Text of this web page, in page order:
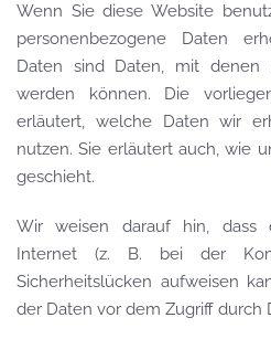
Wenn Sie diese Website
personenbezogene Daten
Daten sind Daten, mit denen
werden können. Die
erläutert, welche Daten wir
nutzen. Sie erläutert auch, wie
geschieht.
Wir weisen darauf hin, dass
Internet (z. B. bei der
Sicherheitslücken aufweisen
der Daten vor dem Zugriff durch